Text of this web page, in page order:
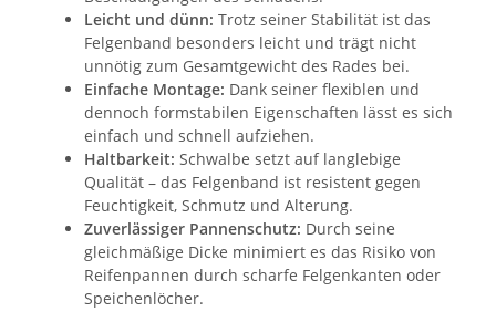
Leicht und dünn: Trotz seiner Stabilität ist das
Felgenband besonders leicht und trägt nicht
unnötig zum Gesamtgewicht des Rades bei.
Einfache Montage: Dank seiner flexiblen und
dennoch formstabilen Eigenschaften lässt es sich
einfach und schnell aufziehen.
Haltbarkeit: Schwalbe setzt auf langlebige
Qualität – das Felgenband ist resistent gegen
Feuchtigkeit, Schmutz und Alterung.
Zuverlässiger Pannenschutz: Durch seine
gleichmäßige Dicke minimiert es das Risiko von
Reifenpannen durch scharfe Felgenkanten oder
Speichenlöcher.